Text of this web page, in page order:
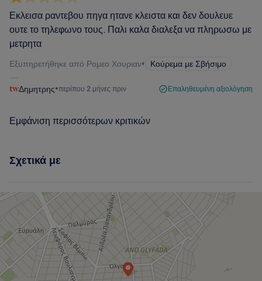
Εκλεισα ραντεβου πηγα ητανε κλειστα και δεν δουλευε
ουτε το τηλεφωνο τους. Παλι καλα διαλεξα να πληρωσω με
μετρητα
Εξυπηρετήθηκε από Ρομεο Χουριαν• Κούρεμα με Σβήσιμο
Δημητρης•περίπου 2 μήνες πριν Επαληθευμένη αξιολόγηση
Εμφάνιση περισσότερων κριτικών
Σχετικά με